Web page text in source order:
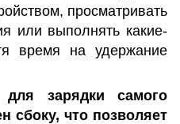
просматривать
или выполнять какие-
время на удержание
зарядки самого
сбоку, что позволяет